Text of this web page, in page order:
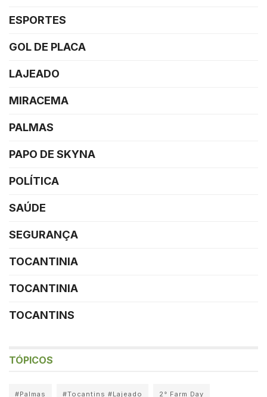
ESPORTES
GOL DE PLACA
LAJEADO
MIRACEMA
PALMAS
PAPO DE SKYNA
POLÍTICA
SAÚDE
SEGURANÇA
TOCANTINIA
TOCANTINIA
TOCANTINS
TÓPICOS
#Palmas #Tocantins #Lajeado 2° Farm Day